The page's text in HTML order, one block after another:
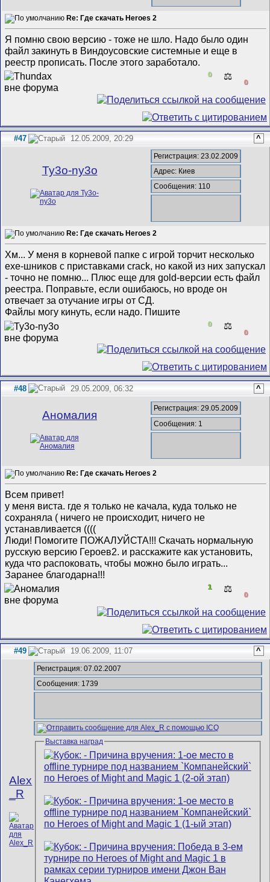
Re: Где скачать Heroes 2
Я помню свою версию - тоже не шло. Надо было один
файл закинуть в Виндоусовские системные и еще в
реестр прописать. После этого заработало.
0 ⚖️
0
#47 12.05.2009, 20:29 ^
Ty3o-ny3o
Регистрация: 23.02.2009
Адрес: Киев
Сообщения: 110
Re: Где скачать Heroes 2
Хм... У меня в корневой папке с игрой торчит несколько
ехе-шников с приставками crack, но какой из них запускал
- точно не помню... Плюс еще для gold-версии есть файл
реестра. Поправьте, если ошибаюсь, но вроде он
отвечает за отучание игры от СД.
Файлы могу кинуть, если надо. Пишите
0 ⚖️
0
#48 29.05.2009, 06:32 ^
Аномалия
Регистрация: 29.05.2009
Сообщения: 1
Re: Где скачать Heroes 2
Всем привет!
у меня виста. где я только не качала, куда только не
сохраняла ( ничего не происходит, ничего не
устанавливается ((((
Люди! Помогите ПОЖАЛУЙСТА!!! Скачать нормальную
русскую версию Героев2. и расскажите как установить,
куда что распоковать, чтобы можно было играть...
Заранее благодарна!!!
1 ⚖️
0
#49 19.06.2009, 11:07 ^
Alex
_R
Регистрация: 07.02.2007
Сообщения: 1739
Выставка наград